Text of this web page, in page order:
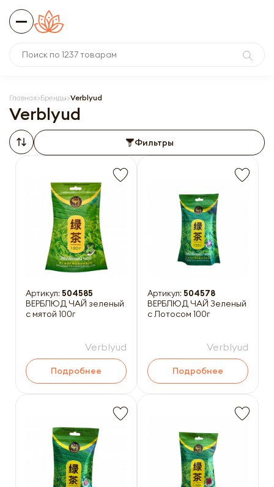
Главная Бренды Verblyud
Verblyud
Фильтры
Артикул: 504585
ВЕРБЛЮД ЧАЙ зеленый
с мятой 100г
Verblyud
Подробнее
Артикул: 504578
ВЕРБЛЮД ЧАЙ Зеленый
с Лотосом 100г
Verblyud
Подробнее